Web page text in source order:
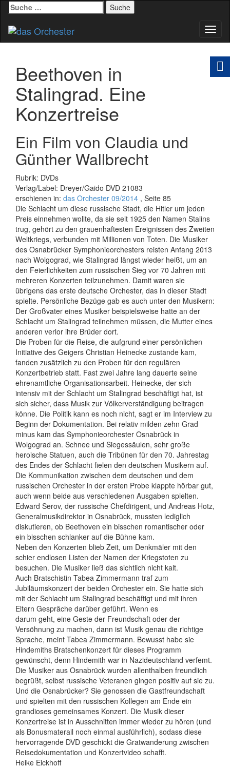
Suche
nach:
Beethoven in
Stalingrad. Eine
Konzertreise
Ein Film von Claudia und
Günther Wallbrecht
Rubrik: DVDs
Verlag/Label: Dreyer/Gaido DVD 21083
erschienen in: das Orchester 09/2014 , Seite 85
Die Schlacht um diese russische Stadt, die Hitler um jeden
Preis einnehmen wollte, da sie seit 1925 den Namen Stalins
trug, gehört zu den grauenhaftesten Ereignissen des Zweiten
Weltkriegs, verbunden mit Millionen von Toten. Die Musiker
des Osnabrücker Symphonieorchesters reisten Anfang 2013
nach Wolgograd, wie Stalingrad längst wieder heißt, um an
den Feierlichkeiten zum russischen Sieg vor 70 Jahren mit
mehreren Konzerten teilzunehmen. Damit waren sie
übrigens das erste deutsche Orchester, das in dieser Stadt
spielte. Persönliche Bezüge gab es auch unter den Musikern:
Der Großvater eines Musiker beispielsweise hatte an der
Schlacht um Stalingrad teilnehmen müssen, die Mutter eines
anderen verlor ihre Brüder dort.
Die Proben für die Reise, die aufgrund einer persönlichen
Initiative des Geigers Christian Heinecke zustande kam,
fanden zusätzlich zu den Proben für den regulären
Konzertbetrieb statt. Fast zwei Jahre lang dauerte seine
ehrenamtliche Organisationsarbeit. Heinecke, der sich
intensiv mit der Schlacht um Stalingrad beschäftigt hat, ist
sich sicher, dass Musik zur Völkerverständigung beitragen
könne. Die Politik kann es noch nicht, sagt er im Interview zu
Beginn der Dokumentation. Bei relativ milden zehn Grad
minus kam das Symphonieorchester Osnabrück in
Wolgograd an. Schnee und Siegessäulen, sehr große
heroische Statuen, auch die Tribünen für den 70. Jahrestag
des Endes der Schlacht fielen den deutschen Musikern auf.
Die Kommunikation zwischen dem deutschen und dem
russischen Orchester in der ersten Probe klappte hörbar gut,
auch wenn beide aus verschiedenen Ausgaben spielten.
Edward Serov, der russische Chefdirigent, und Andreas Hotz,
Generalmusikdirektor in Osnabrück, mussten lediglich
diskutieren, ob Beethoven ein bisschen romantischer oder
ein bisschen schlanker auf die Bühne kam.
Neben den Konzerten blieb Zeit, um Denkmäler mit den
schier endlosen Listen der Namen der Kriegstoten zu
besuchen. Die Musiker ließ das sichtlich nicht kalt.
Auch Bratschistin Tabea Zimmermann traf zum
Jubiläumskonzert der beiden Orchester ein. Sie hatte sich
mit der Schlacht um Stalingrad beschäftigt und mit ihren
Eltern Gespräche darüber geführt. Wenn es
darum geht, eine Geste der Freundschaft oder der
Versöhnung zu machen, dann ist Musik genau die richtige
Sprache, meint Tabea Zimmermann. Bewusst habe sie
Hindemiths Bratschenkonzert für dieses Programm
gewünscht, denn Hindemith war in Nazideutschland verfemt.
Die Musiker aus Osnabrück wurden allenthalben freundlich
begrüßt, selbst russische Veteranen gingen positiv auf sie zu.
Und die Osnabrücker? Sie genossen die Gastfreundschaft
und spielten mit den russischen Kollegen am Ende ein
grandioses gemeinsames Konzert. Die Musik dieser
Konzertreise ist in Ausschnitten immer wieder zu hören (und
als Bonusmaterail noch einmal ausführlich), sodass diese
hervorragende DVD geschickt die Gratwanderung zwischen
Reisedokumentation und Konzertvideo schafft.
Heike Eickhoff